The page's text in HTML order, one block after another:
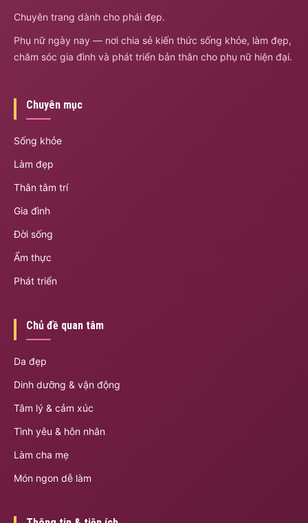
Chuyên trang dành cho phái đẹp.
Phụ nữ ngày nay — nơi chia sẻ kiến thức sống khỏe, làm đẹp,
chăm sóc gia đình và phát triển bản thân cho phụ nữ hiện đại.
Chuyên mục
Sống khỏe
Làm đẹp
Thân tâm trí
Gia đình
Đời sống
Ẩm thực
Phát triển
Chủ đề quan tâm
Da đẹp
Dinh dưỡng & vận động
Tâm lý & cảm xúc
Tình yêu & hôn nhân
Làm cha mẹ
Món ngon dễ làm